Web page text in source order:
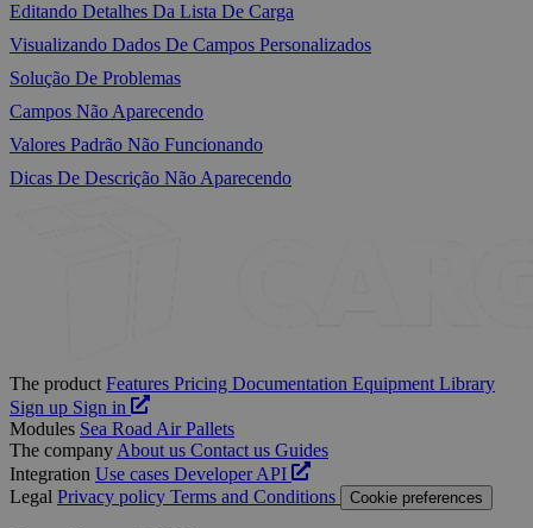
Editando Detalhes Da Lista De Carga
Visualizando Dados De Campos Personalizados
Solução De Problemas
Campos Não Aparecendo
Valores Padrão Não Funcionando
Dicas De Descrição Não Aparecendo
The product Features Pricing Documentation Equipment Library
Sign up Sign in
Modules Sea Road AirPallets
The company About us Contact us Guides
Integration Use cases DeveloperAPI
Legal Privacy policy Terms and Conditions Cookie preferences